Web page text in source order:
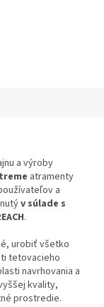
a výroby
atramenty
a
v súlade s
.
urobiť všetko
tetovacieho
navrhovania a
kvality,
prostredie.